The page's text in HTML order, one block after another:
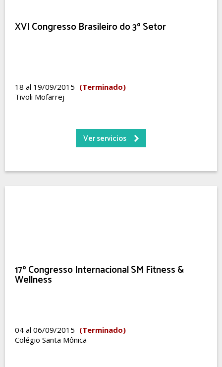
XVI Congresso Brasileiro do 3º Setor
18 al 19/09/2015 (Terminado)
Tivoli Mofarrej
Ver servicios
17º Congresso Internacional SM Fitness &
Wellness
04 al 06/09/2015 (Terminado)
Colégio Santa Mônica